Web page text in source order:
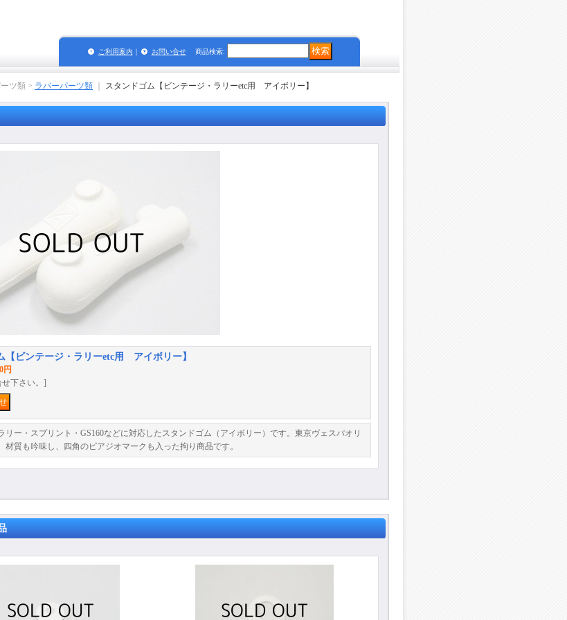
ご利用案内 ｜ お問い合せ 商品検索:
ツ類 > ラバーパーツ類 スタンドゴム【ビンテージ・ラリーetc用 アイボリー】
【ビンテージ・ラリーetc用 アイボリー】
円
下さい。]
リー・スプリント・GS160などに対応したスタンドゴム（アイボリー）です。東京ヴェスパオリ
材質も吟味し、四角のピアジオマークも入った拘り商品です。